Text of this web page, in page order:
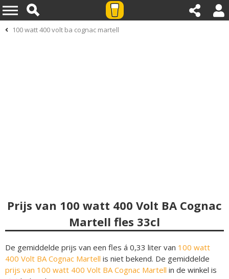
100 watt 400 volt ba cognac martell
Prijs van 100 watt 400 Volt BA Cognac
Martell fles 33cl
De gemiddelde prijs van een fles á 0,33 liter van 100 watt
400 Volt BA Cognac Martell is niet bekend. De gemiddelde
prijs van 100 watt 400 Volt BA Cognac Martell in de winkel is